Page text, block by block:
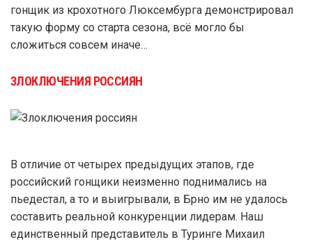
гонщик из крохотного Люксембурга демонстрировал
такую форму со старта сезона, всё могло бы
сложиться совсем иначе…
ЗЛОКЛЮЧЕНИЯ РОССИЯН
В отличие от четырех предыдущих этапов, где
российский гонщики неизменно поднимались на
пьедестал, а то и выигрывали, в Брно им не удалось
составить реальной конкуренции лидерам. Наш
единственный представитель в Туринге Михаил